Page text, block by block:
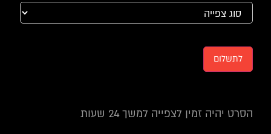
לתשלום
הסרט יהיה זמין לצפייה למשך 24 שעות